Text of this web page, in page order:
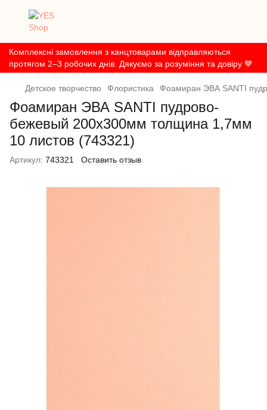
Комплексні замовлення з канцтоварами відправляються
протягом 2–3 робочих днів. Дякуємо за розуміння та довіру 💙
Детское творчество Флористика Фоамиран ЭВА SANTI
Фоамиран ЭВА SANTI пудрово-
бежевый 200х300мм толщина 1,7мм
10 листов (743321)
Артикул: 743321 Оставить отзыв